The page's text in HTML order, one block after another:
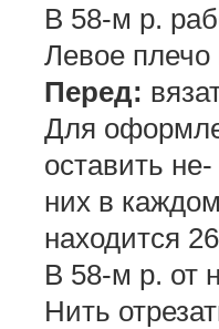
В 58-м р.
Левое плечо
Перед:
Для
оставить
них в
находится
В 58-м р. от
Нить